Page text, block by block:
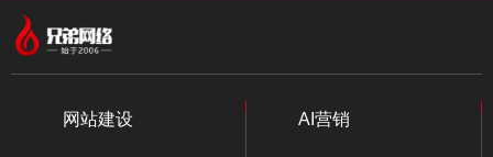
合作伙伴
专注，专长，提升品牌我们一直在努力
网站建设 AI营销